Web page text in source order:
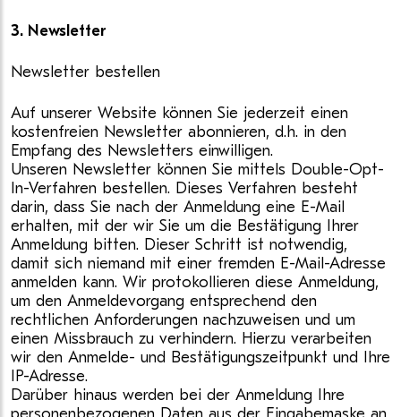
3. Newsletter
Newsletter bestellen
Auf unserer Website können Sie jederzeit einen
kostenfreien Newsletter abonnieren, d.h. in den
Empfang des Newsletters einwilligen.
Unseren Newsletter können Sie mittels Double-Opt-
In-Verfahren bestellen. Dieses Verfahren besteht
darin, dass Sie nach der Anmeldung eine E-Mail
erhalten, mit der wir Sie um die Bestätigung Ihrer
Anmeldung bitten. Dieser Schritt ist notwendig,
damit sich niemand mit einer fremden E-Mail-Adresse
anmelden kann. Wir protokollieren diese Anmeldung,
um den Anmeldevorgang entsprechend den
rechtlichen Anforderungen nachzuweisen und um
einen Missbrauch zu verhindern. Hierzu verarbeiten
wir den Anmelde- und Bestätigungszeitpunkt und Ihre
IP-Adresse.
Darüber hinaus werden bei der Anmeldung Ihre